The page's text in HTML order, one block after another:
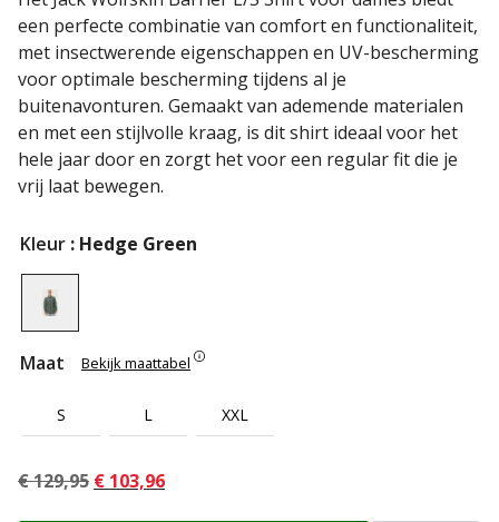
een perfecte combinatie van comfort en functionaliteit,
met insectwerende eigenschappen en UV-bescherming
voor optimale bescherming tijdens al je
buitenavonturen. Gemaakt van ademende materialen
en met een stijlvolle kraag, is dit shirt ideaal voor het
hele jaar door en zorgt het voor een regular fit die je
vrij laat bewegen.
Kleur : Hedge Green
Maat Bekijk maattabel
S L XXL
€129,95 Oorspronkelijke
€ 103,96Huidige